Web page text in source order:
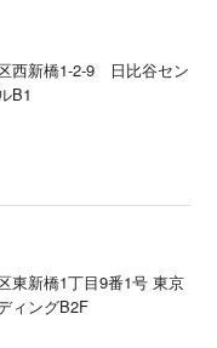
西新橋1-2-9 日比谷セン
B1
東新橋1丁目9番1号 東京
ィングB2F